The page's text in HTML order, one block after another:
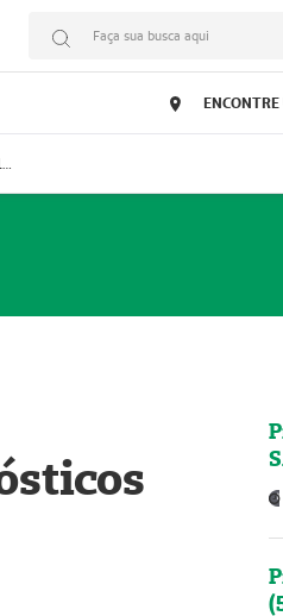
Faça sua busca aqui
Prestador Medlife Consultas e Diagnósticos (51004334-2)